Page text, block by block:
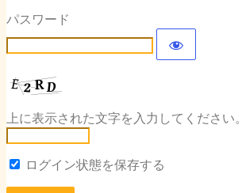
パスワード
上に表示された文字を入力してください。
ログイン状態を保存する